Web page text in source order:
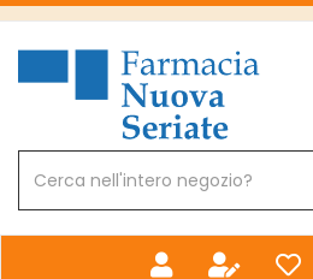
Passa
principale
Farmacia
Nuova
Prodotto